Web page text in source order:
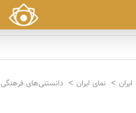
ایران نمای ایران دانستنی‌های فرهنگی